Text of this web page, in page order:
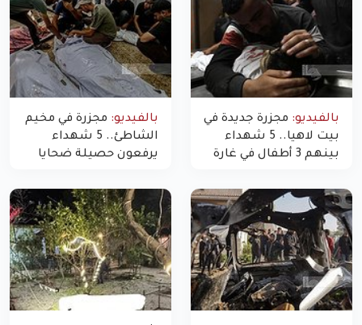
بالفيديو: مجزرة جديدة في
بيت لاهيا.. 5 شهداء
بينهم 3 أطفال في غارة
غزة
بالفيديو: مجزرة في مخيم
الشاطئ.. 5 شهداء
يرفعون حصيلة ضحايا